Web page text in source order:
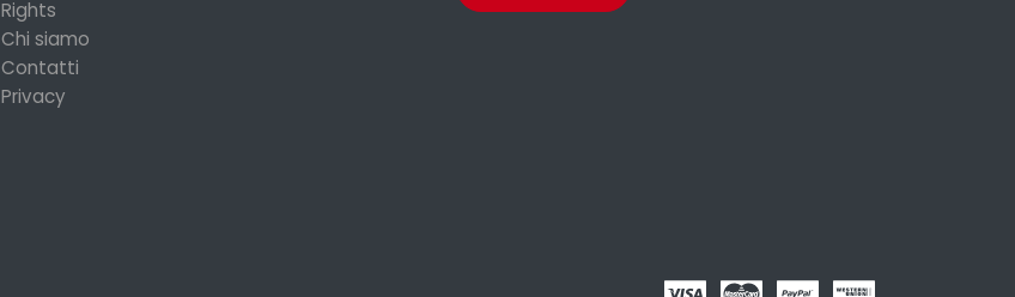
Rights
Chi siamo
Contatti
Privacy